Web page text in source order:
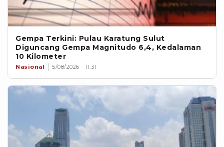
Gempa Terkini: Pulau Karatung Sulut
Diguncang Gempa Magnitudo 6,4, Kedalaman
10 Kilometer
Nasional 5/08/2026 - 11:31